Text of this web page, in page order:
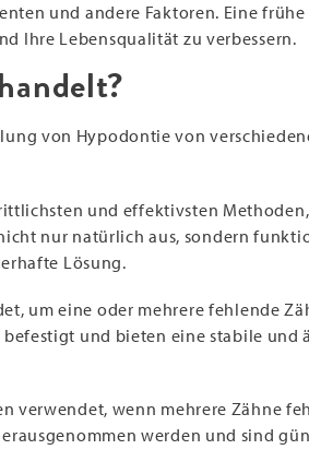
und andere Faktoren. Eine
Ihre Lebensqualität zu verbessern.
von Hypodontie von
und effektivsten
nur natürlich aus, sondern
Lösung.
um eine oder mehrere fehlende
und bieten eine stabile und
verwendet, wenn mehrere Zähne
werden und sind